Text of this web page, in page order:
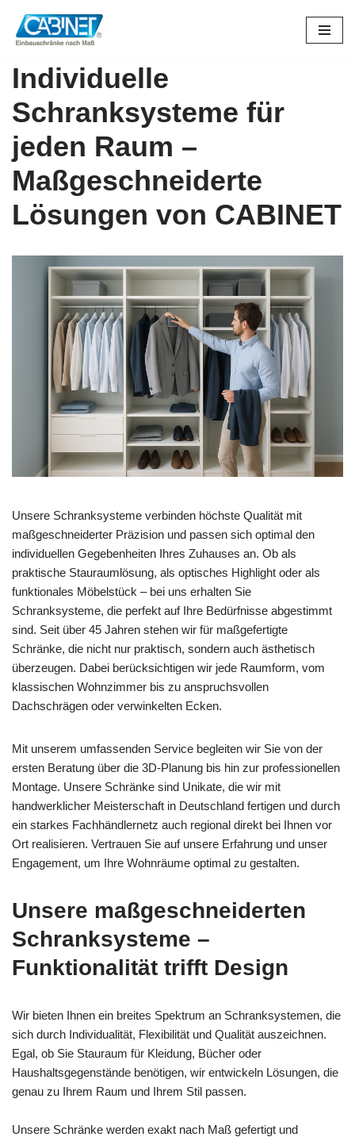
Zum
springen
Individuelle
Schranksysteme für
jeden Raum –
Maßgeschneiderte
Lösungen von CABINET
Unsere Schranksysteme verbinden höchste Qualität mit
maßgeschneiderter Präzision und passen sich optimal den
individuellen Gegebenheiten Ihres Zuhauses an. Ob als
praktische Stauraumlösung, als optisches Highlight oder als
funktionales Möbelstück – bei uns erhalten Sie
Schranksysteme, die perfekt auf Ihre Bedürfnisse abgestimmt
sind. Seit über 45 Jahren stehen wir für maßgefertigte
Schränke, die nicht nur praktisch, sondern auch ästhetisch
überzeugen. Dabei berücksichtigen wir jede Raumform, vom
klassischen Wohnzimmer bis zu anspruchsvollen
Dachschrägen oder verwinkelten Ecken.
Mit unserem umfassenden Service begleiten wir Sie von der
ersten Beratung über die 3D-Planung bis hin zur professionellen
Montage. Unsere Schränke sind Unikate, die wir mit
handwerklicher Meisterschaft in Deutschland fertigen und durch
ein starkes Fachhändlernetz auch regional direkt bei Ihnen vor
Ort realisieren. Vertrauen Sie auf unsere Erfahrung und unser
Engagement, um Ihre Wohnräume optimal zu gestalten.
Unsere maßgeschneiderten
Schranksysteme –
Funktionalität trifft Design
Wir bieten Ihnen ein breites Spektrum an Schranksystemen, die
sich durch Individualität, Flexibilität und Qualität auszeichnen.
Egal, ob Sie Stauraum für Kleidung, Bücher oder
Haushaltsgegenstände benötigen, wir entwickeln Lösungen, die
genau zu Ihrem Raum und Ihrem Stil passen.
Unsere Schränke werden exakt nach Maß gefertigt und